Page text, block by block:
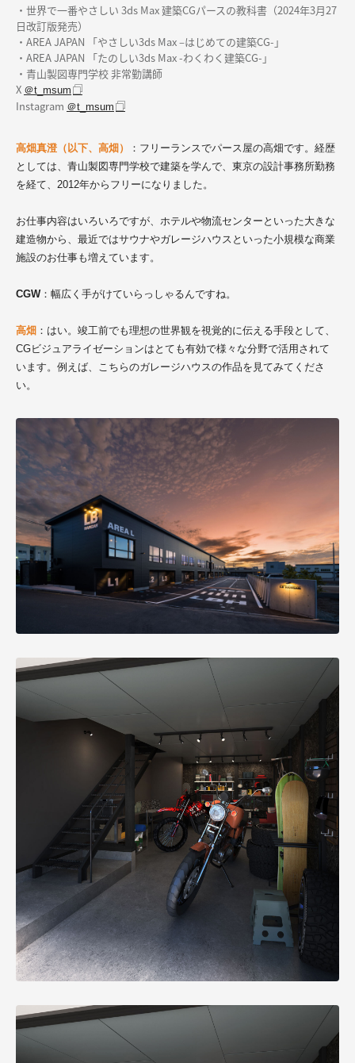
・世界で一番やさしい 3ds Max 建築CGパースの教科書（2024年3月27
日改訂版発売）
・AREA JAPAN 「やさしい3ds Max –はじめての建築CG-」
・AREA JAPAN 「たのしい3ds Max -わくわく建築CG-」
・青山製図専門学校 非常勤講師
X ＠t_msum
Instagram ＠t_msum
高畑真澄（以下、高畑）
：フリーランスでパース屋の高畑です。経歴
としては、青山製図専門学校で建築を学んで、東京の設計事務所勤務
を経て、2012年からフリーになりました。
お仕事内容はいろいろですが、ホテルや物流センターといった大きな
建造物から、最近ではサウナやガレージハウスといった小規模な商業
施設のお仕事も増えています。
CGW：幅広く手がけていらっしゃるんですね。
高畑 ：はい。竣工前でも理想の世界観を視覚的に伝える手段として、
CGビジュアライゼーションはとても有効で様々な分野で活用されて
います。例えば、こちらのガレージハウスの作品を見てみてくださ
い。